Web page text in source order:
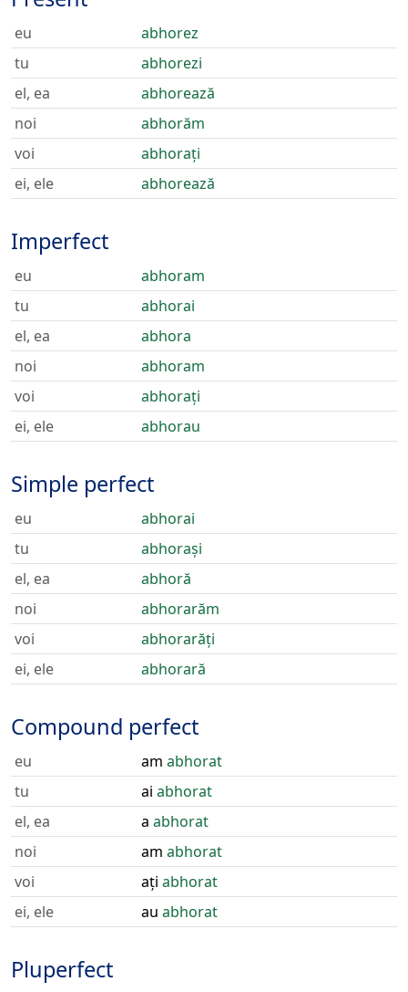
eu
abhorez
tu
abhorezi
el, ea
abhorează
noi
abhorăm
voi
abhorați
ei, ele
abhorează
Imperfect
eu
abhoram
tu
abhorai
el, ea
abhora
noi
abhoram
voi
abhorați
ei, ele
abhorau
Simple perfect
eu
abhorai
tu
abhorași
el, ea
abhoră
noi
abhorarăm
voi
abhorarăți
ei, ele
abhorară
Compound perfect
eu am abhorat
tu
ai abhorat
el, ea
a abhorat
noi
am abhorat
voi
ați abhorat
ei, ele
au abhorat
Pluperfect